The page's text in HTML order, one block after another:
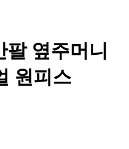
팔 옆주머니
원피스